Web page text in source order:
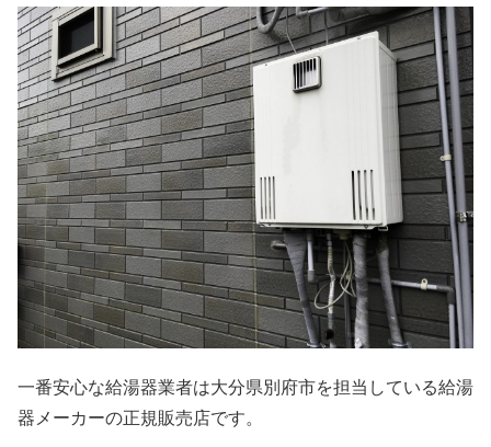
一番安心な給湯器業者は大分県別府市を担当している給湯
器メーカーの正規販売店です。